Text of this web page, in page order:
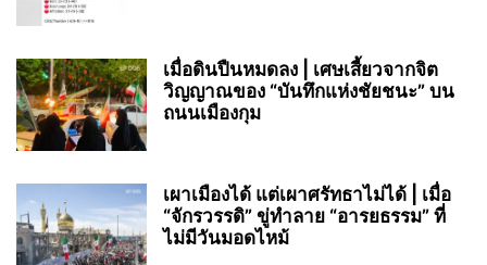
เมื่อดินปืนหมดลง | เศษเสี้ยวจากจิต
วิญญาณของ “บันทึกแห่งชัยชนะ” บน
ถนนเมืองกุม
เผาเมืองได้ แต่เผาศรัทธาไม่ได้ | เมื่อ
“จักรวรรดิ” ขู่ทำลาย “อารยธรรม” ที่
ไม่มีวันมอดไหม้